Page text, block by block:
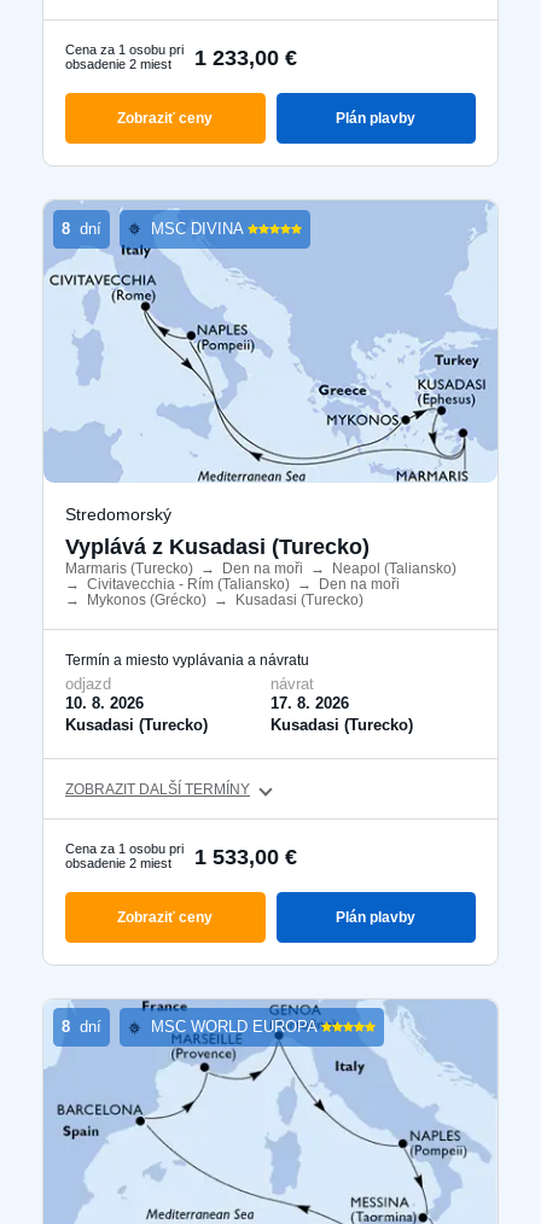
Cena za 1 osobu pri
obsadenie 2 miest
1 233,00 €
Zobraziť ceny Plán plavby
8dní MSC DIVINA
Stredomorský
Vyplává z Kusadasi (Turecko)
Marmaris (Turecko) → Den na moři → Neapol (Taliansko)
→ Civitavecchia - Rím (Taliansko) → Den na moři
→ Mykonos (Grécko) → Kusadasi (Turecko)
Termín a miesto vyplávania a návratu
odjazd
10. 8. 2026
Kusadasi (Turecko)
návrat
17. 8. 2026
Kusadasi (Turecko)
ZOBRAZIT DALŠÍ TERMÍNY
Cena za 1 osobu pri
obsadenie 2 miest
1 533,00 €
Zobraziť ceny Plán plavby
8dní MSC WORLD EUROPA